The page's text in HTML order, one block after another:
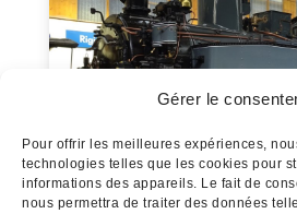
Gérer le
Pour offrir les meilleures expériences,
technologies telles que les cookies pour
informations des appareils. Le fait de
nous permettra de traiter des données